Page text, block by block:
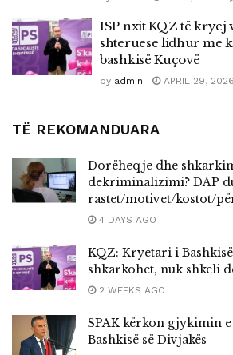
ISP nxit KQZ të
shteruese lidhur me
bashkisë Kuçovë
by admin APRIL 29, 2026
TË REKOMANDUARA
Dorëheqje dhe
dekriminalizimi? DAP
rastet/motivet/kostot/
4 DAYS AGO
KQZ: Kryetari i
shkarkohet, nuk shkeli
2 WEEKS AGO
SPAK kërkon gjykimin
Bashkisë së Divjakës